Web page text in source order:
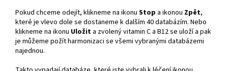
Pokud chceme odejít, klikneme na ikonu Stop a ikonou Zpět,
které je vlevo dole se dostaneme k dalším 40 databázím. Nebo
klikneme na ikonu Uložit a zvolený vitamin C a B12 se uloží a pak
je můžeme požít harmonizaci se všemi vybranými databázemi
najednou.